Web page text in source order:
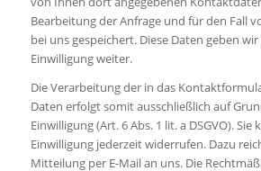
Bearbeitung der Anfrage und für den Fall
bei uns gespeichert. Diese Daten geben
Einwilligung weiter.
Die Verarbeitung der in das
Daten erfolgt somit ausschließlich auf
Einwilligung (Art. 6 Abs. 1 lit. a DSGVO). Sie
Einwilligung jederzeit widerrufen. Dazu
Mitteilung per E-Mail an uns. Die